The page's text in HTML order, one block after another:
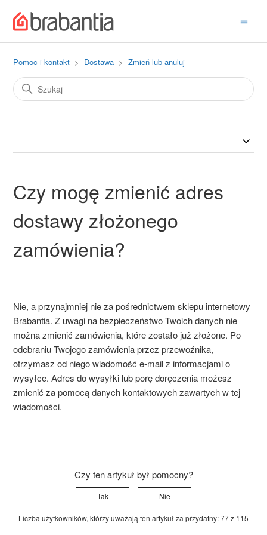
Pomoc i kontakt Dostawa Zmień lub anuluj
Czy mogę zmienić adres
dostawy złożonego
zamówienia?
Nie, a przynajmniej nie za pośrednictwem sklepu internetowy
Brabantia. Z uwagi na bezpieczeństwo Twoich danych nie
można zmienić zamówienia, które zostało już złożone. Po
odebraniu Twojego zamówienia przez przewoźnika,
otrzymasz od niego wiadomość e-mail z informacjami o
wysyłce. Adres do wysyłki lub porę doręczenia możesz
zmienić za pomocą danych kontaktowych zawartych w tej
wiadomości.
Czy ten artykuł był pomocny?
Tak Nie
Liczba użytkowników, którzy uważają ten artykuł za przydatny: 77 z 115